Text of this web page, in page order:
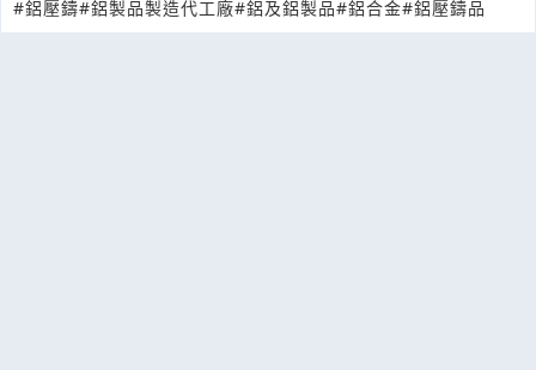
#鋁壓鑄#鋁製品製造代工廠#鋁及鋁製品#鋁合金#鋁壓鑄品